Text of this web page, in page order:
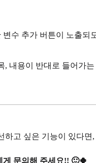
변수 추가 버튼이 노출되
, 내용이 반대로 들어가
하고 싶은 기능이 있다면
게 문의해 주세요!! 🙂🍀